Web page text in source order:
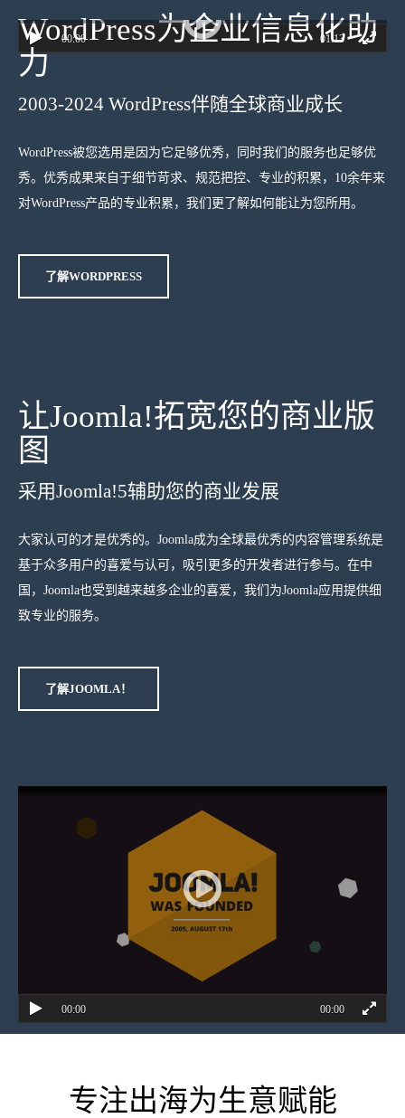
00:00 01:13
WordPress为企业信息化助
力
2003-2024 WordPress伴随全球商业成长
WordPress被您选用是因为它足够优秀，同时我们的服务也足够优
秀。优秀成果来自于细节苛求、规范把控、专业的积累，10余年来
对WordPress产品的专业积累，我们更了解如何能让为您所用。
了解WORDPRESS
让Joomla!拓宽您的商业版
图
采用Joomla!5辅助您的商业发展
大家认可的才是优秀的。Joomla成为全球最优秀的内容管理系统是
基于众多用户的喜爱与认可，吸引更多的开发者进行参与。在中
国，Joomla也受到越来越多企业的喜爱，我们为Joomla应用提供细
致专业的服务。
了解JOOMLA！
00:00 00:00
专注出海为生意赋能